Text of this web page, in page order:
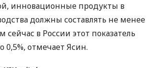
инновационные продукты в
должны составлять не менее
сейчас в России этот показатель
0,5%, отмечает Ясин.